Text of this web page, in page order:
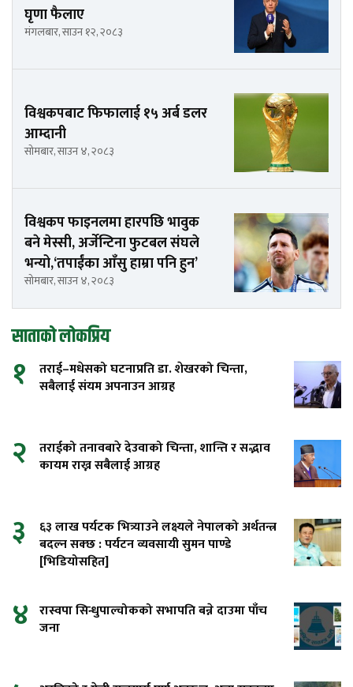
घृणा फैलाए
मंगलबार, साउन १२, २०८३
विश्वकपबाट फिफालाई १५ अर्ब डलर
आम्दानी
सोमबार, साउन ४, २०८३
विश्वकप फाइनलमा हारपछि भावुक
बने मेस्सी, अर्जेन्टिना फुटबल संघले
भन्यो,‘तपाईंका आँसु हाम्रा पनि हुन’
सोमबार, साउन ४, २०८३
साताको लोकप्रिय
१
तराई–मधेसको घटनाप्रति डा. शेखरको चिन्ता,
सबैलाई संयम अपनाउन आग्रह
२
तराईको तनावबारे देउवाको चिन्ता, शान्ति र सद्भाव
कायम राख्न सबैलाई आग्रह
३
६३ लाख पर्यटक भित्र्याउने लक्ष्यले नेपालको अर्थतन्त्र
बदल्न सक्छ : पर्यटन व्यवसायी सुमन पाण्डे
[भिडियोसहित]
४ रास्वपा सिन्धुपाल्चोकको सभापति बन्ने दाउमा पाँच
जना